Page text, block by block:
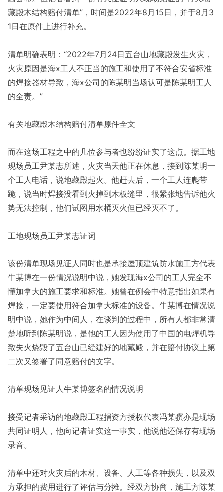
藏殿木结构赔付清单”，时间是2022年8月15日，并于8月3
1日在原件上进行补充。
清单明确表明：“2022年7月24日五台山地藏殿发生火灾，
火灾原因是海x工人不正当的施工和使用了不符合安省标准
的焊接器材导致，海x公司的陈某明当场认可是陈某明工人
的全责。”
有关地藏殿木结构赔付清单原件全文
而在这场工程之中的几位参与者也纷纷证实了这点。据工地
现场员工尹某志所述，火灾当天他正在休息，接到陈某明一
个工人电话，说地藏殿起火。他赶去后，一个工人连爬带
跪，说当时焊接没看到火掉到木板缝里，很紧张地告诉他火
势无法控制，他们试图用水桶灭火但已经灭不了。
工地现场员工尹某志证词
该份清单现场见证人同时也是承接屋顶建筑防水施工方代表
牛某博在一份情况说明中说，她发现海x公司的工人完全不
懂加拿大的施工要求和标准。她曾在例会中特意指出如果有
焊接，一定要使用符合加拿大标准的设备。牛某博在情况说
明中说，她作为中间人，在谈判的过程中，所有人都非常清
楚地听到陈某明说，是他的工人因为使用了中国的电焊机导
致失火烧毁了五台山已经建好的地藏殿，并在赔付协议上第
二次又签署了同意赔付的文字。
清单现场见证人牛某博签名的情况说明
接受记者采访的地藏殿工程捐资方授权代表冯某骥亦是现场
共同证明人，他向记者证实这一事实，他说他还保存有现场
录音。
清单中还对火灾后的木材、设备、人工等各种损失，以及双
方承担的费用进行了评估与分摊。经双方协商，施工方陈某